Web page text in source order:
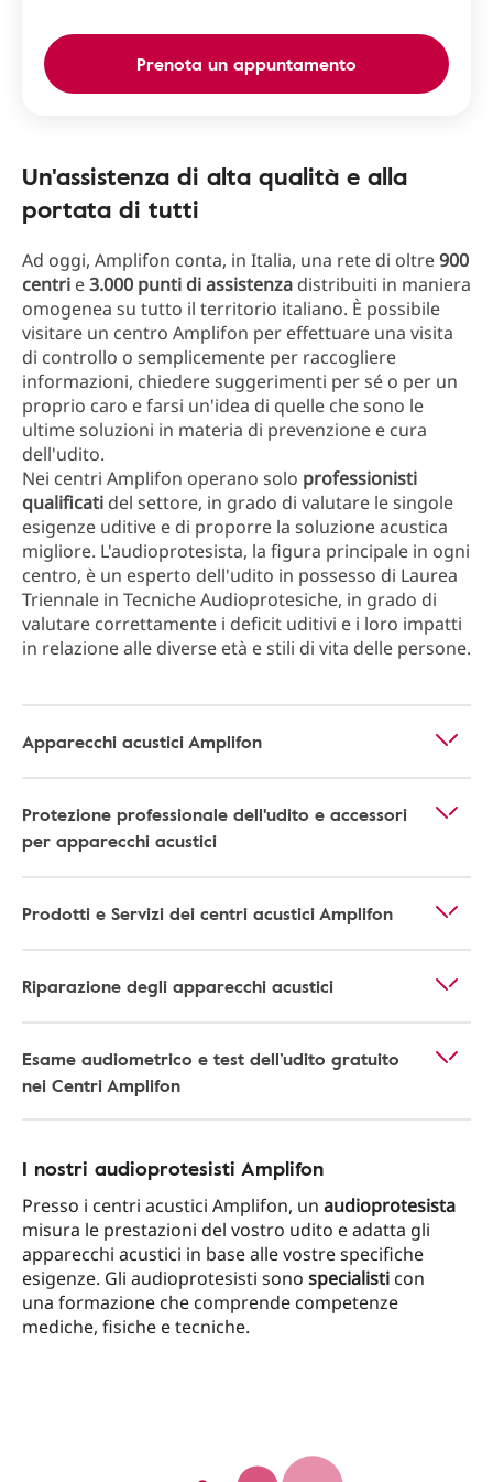
Prenota un appuntamento
Un'assistenza di alta qualità e alla
portata di tutti
Ad oggi, Amplifon conta, in Italia, una rete di oltre900
centri e3.000 punti di assistenza distribuiti in maniera
omogenea su tutto il territorio italiano. È possibile
visitare un centro Amplifon per effettuare una visita
di controllo o semplicemente per raccogliere
informazioni, chiedere suggerimenti per sé o per un
proprio caro e farsi un'idea di quelle che sono le
ultime soluzioni in materia di prevenzione e cura
dell'udito.
Nei centri Amplifon operano solo professionisti
qualificati del settore, in grado di valutare le singole
esigenze uditive e di proporre la soluzione acustica
migliore. L'audioprotesista, la figura principale in ogni
centro, è un esperto dell'udito in possesso di Laurea
Triennale in Tecniche Audioprotesiche, in grado di
valutare correttamente i deficit uditivi e i loro impatti
in relazione alle diverse età e stili di vita delle persone.
Apparecchi acustici Amplifon
Protezione professionale dell'udito e accessori
per apparecchi acustici
Prodotti e Servizi dei centri acustici Amplifon
Riparazione degli apparecchi acustici
Esame audiometrico e test dell’udito gratuito
nei Centri Amplifon
I nostri audioprotesisti Amplifon
Presso i centri acustici Amplifon, un audioprotesista
misura le prestazioni del vostro udito e adatta gli
apparecchi acustici in base alle vostre specifiche
esigenze. Gli audioprotesisti sono specialisti con
una formazione che comprende competenze
mediche, fisiche e tecniche.